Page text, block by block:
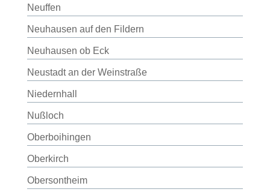
Neuffen
Neuhausen auf den Fildern
Neuhausen ob Eck
Neustadt an der Weinstraße
Niedernhall
Nußloch
Oberboihingen
Oberkirch
Obersontheim